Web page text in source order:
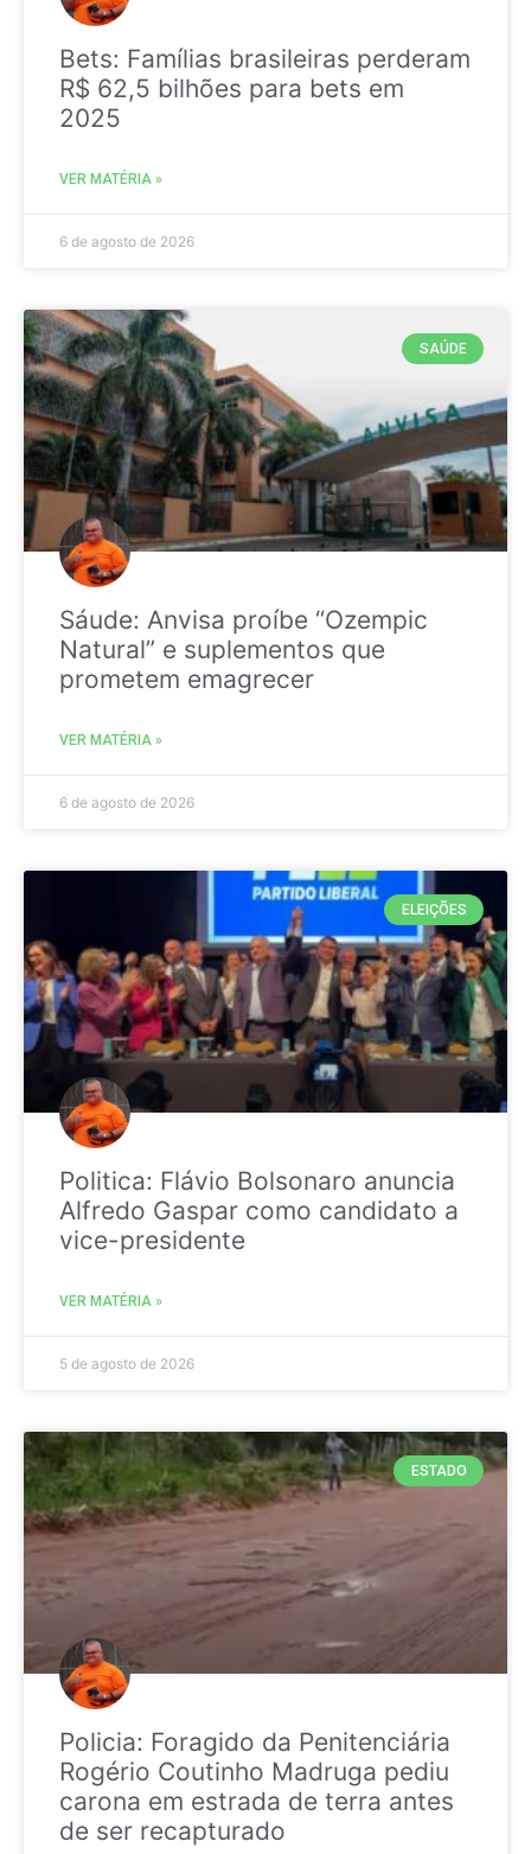
Bets: Famílias brasileiras perderam
R$ 62,5 bilhões para bets em
2025
VER MATÉRIA »
6 de agosto de 2026
SAÚDE
Sáude: Anvisa proíbe “Ozempic
Natural” e suplementos que
prometem emagrecer
VER MATÉRIA »
6 de agosto de 2026
ELEIÇÕES
Politica: Flávio Bolsonaro anuncia
Alfredo Gaspar como candidato a
vice-presidente
VER MATÉRIA »
5 de agosto de 2026
ESTADO
Policia: Foragido da Penitenciária
Rogério Coutinho Madruga pediu
carona em estrada de terra antes
de ser recapturado